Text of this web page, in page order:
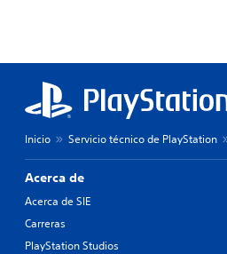
Inicio Servicio técnico de PlayStation
Acerca de
Acerca de SIE
Carreras
PlayStation Studios